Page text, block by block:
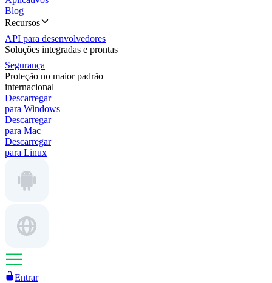
Blog
Recursos
API para desenvolvedores
Soluções integradas e prontas
Segurança
Proteção no maior padrão
internacional
Descarregar
para Windows
Descarregar
para Mac
Descarregar
para Linux
Entrar